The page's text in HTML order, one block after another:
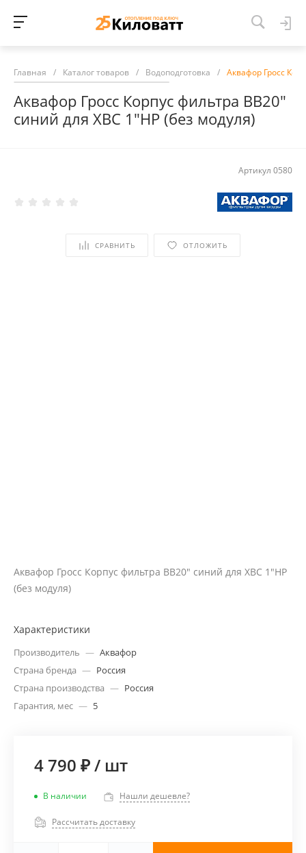
Главная / Каталог товаров / Водоподготовка / Аквафор Гросс
Аквафор Гросс Корпус фильтра ВВ20"
синий для ХВС 1"НР (без модуля)
Артикул 0580
СРАВНИТЬ ОТЛОЖИТЬ
Аквафор Гросс Корпус фильтра ВВ20" синий для ХВС 1"НР
(без модуля)
Характеристики
Производитель — Аквафор
Страна бренда — Россия
Страна производства — Россия
Гарантия, мес — 5
4 790 ₽/ шт
В наличии Нашли дешевле?
Рассчитать доставку